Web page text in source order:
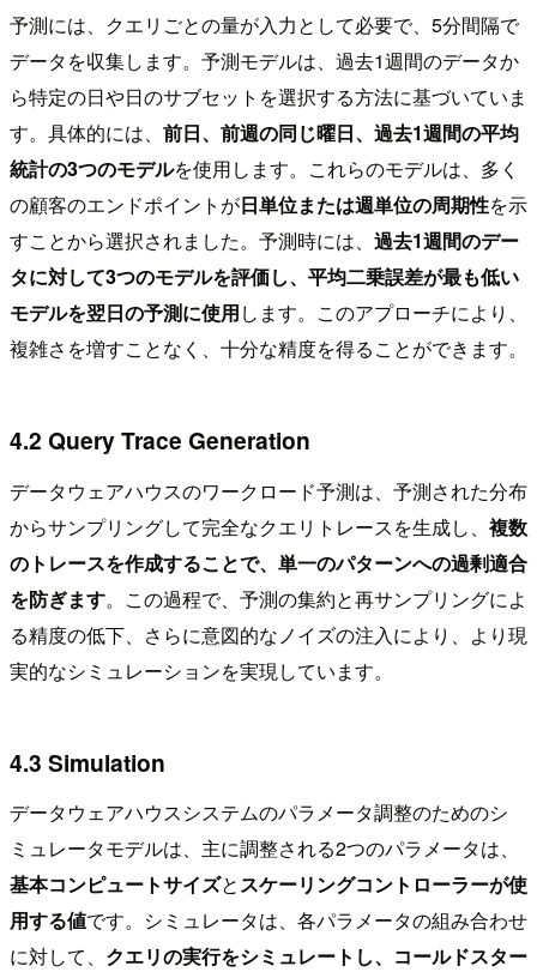
予測には、クエリごとの量が入力として必要で、5分間隔で
データを収集します。予測モデルは、過去1週間のデータか
ら特定の日や日のサブセットを選択する方法に基づいていま
す。具体的には、 前日、前週の同じ曜日、過去1週間の平均
統計の3つのモデルを使用します。これらのモデルは、多く
の顧客のエンドポイントが日単位または週単位の周期性を示
すことから選択されました。予測時には、 過去1週間のデー
タに対して3つのモデルを評価し、平均二乗誤差が最も低い
モデルを翌日の予測に使用します。このアプローチにより、
複雑さを増すことなく、十分な精度を得ることができます。
4.2 Query Trace Generation
データウェアハウスのワークロード予測は、予測された分布
からサンプリングして完全なクエリトレースを生成し、 複数
のトレースを作成することで、単一のパターンへの過剰適合
を防ぎます。この過程で、予測の集約と再サンプリングによ
る精度の低下、さらに意図的なノイズの注入により、より現
実的なシミュレーションを実現しています。
4.3 Simulation
データウェアハウスシステムのパラメータ調整のためのシ
ミュレータモデルは、主に調整される2つのパラメータは、
基本コンピュートサイズとスケーリングコントローラーが使
用する値です。シミュレータは、各パラメータの組み合わせ
に対して、 クエリの実行をシミュレートし、コールドスター